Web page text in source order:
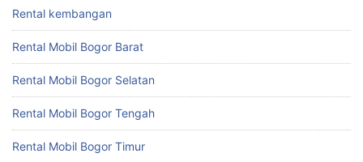
Rental kembangan
Rental Mobil Bogor Barat
Rental Mobil Bogor Selatan
Rental Mobil Bogor Tengah
Rental Mobil Bogor Timur